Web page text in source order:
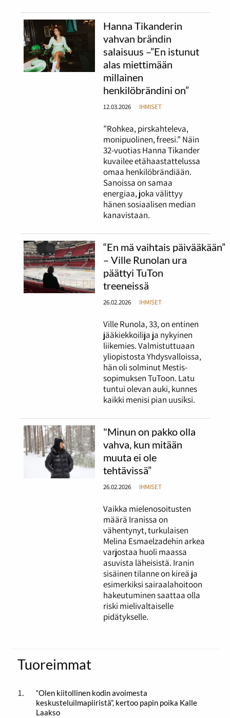
Hanna Tikanderin
vahvan brändin
salaisuus –”En istunut
alas miettimään
millainen
henkilöbrändini on”
12.03.2026 IHMISET
”Rohkea, pirskahteleva,
monipuolinen, freesi.” Näin
32-vuotias Hanna Tikander
kuvailee etähaastattelussa
omaa henkilöbrändiään.
Sanoissa on samaa
energiaa, joka välittyy
hänen sosiaalisen median
kanavistaan.
“En mä vaihtais päivääkään”
– Ville Runolan ura
päättyi TuTon
treeneissä
26.02.2026 IHMISET
Ville Runola, 33, on entinen
jääkiekkoilija ja nykyinen
liikemies. Valmistuttuaan
yliopistosta Yhdysvalloissa,
hän oli solminut Mestis-
sopimuksen TuToon. Latu
tuntui olevan auki, kunnes
kaikki menisi pian uusiksi.
"Minun on pakko olla
vahva, kun mitään
muuta ei ole
tehtävissä”
26.02.2026 IHMISET
Vaikka mielenosoitusten
määrä Iranissa on
vähentynyt, turkulaisen
Melina Esmaelzadehin arkea
varjostaa huoli maassa
asuvista läheisistä. Iranin
sisäinen tilanne on kireä ja
esimerkiksi sairaalahoitoon
hakeutuminen saattaa olla
riski mielivaltaiselle
pidätykselle.
Tuoreimmat
“Olen kiitollinen kodin avoimesta
keskusteluilmapiiristä”, kertoo papin poika Kalle
Laakso